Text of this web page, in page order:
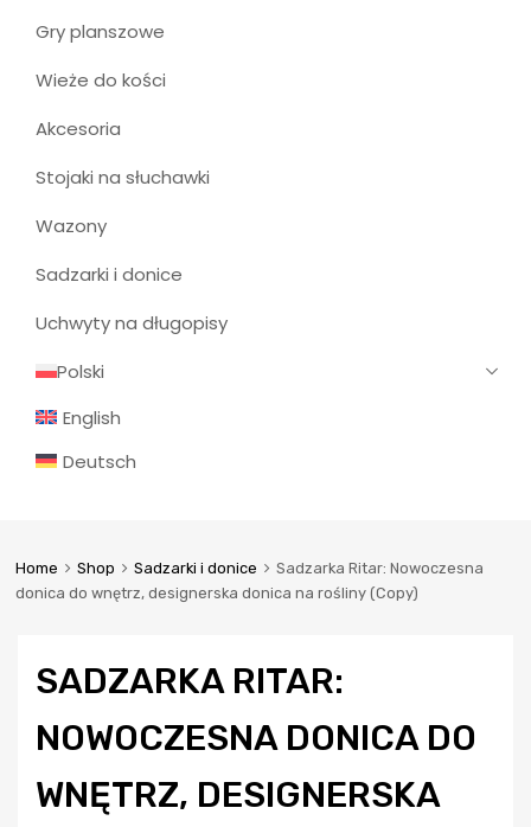
Gry planszowe
Wieże do kości
Akcesoria
Stojaki na słuchawki
Wazony
Sadzarki i donice
Uchwyty na długopisy
Polski
English
Deutsch
Home Shop Sadzarki i donice
Sadzarka Ritar: Nowoczesna
donica do wnętrz, designerska donica na rośliny (Copy)
SADZARKA RITAR:
NOWOCZESNA DONICA DO
WNĘTRZ, DESIGNERSKA